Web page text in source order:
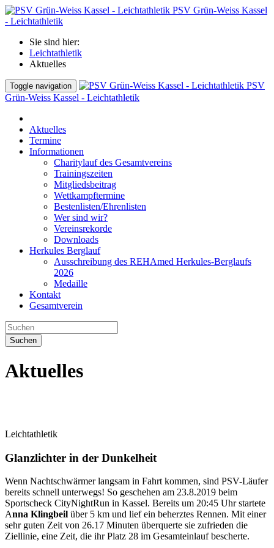
PSV Grün-Weiss Kassel
- Leichtathletik
Sie sind hier:
Leichtathletik
Aktuelles
Toggle navigation
PSV
Grün-Weiss Kassel - Leichtathletik
Aktuelles
Termine
Informationen
Charitylauf des Gesamtvereins
Trainingszeiten
Mitgliedsbeitrag
Wettkampftermine
Bestenlisten/Ehrenlisten
Wer sind wir?
Vereinsrekorde
Downloads
Herkules Berglauf
Ausschreibung des REHAmed Herkules-Berglaufs
2026
Medaille
Kontakt
Gesamtverein
Suchen
Aktuelles
Leichtathletik
Glanzlichter in der Dunkelheit
Wenn Nachtschwärmer langsam in Fahrt kommen, sind PSV-Läufer
bereits schnell unterwegs! So geschehen am 23.8.2019 beim
Sportscheck CityNightRun in Kassel. Bereits um 20:45 Uhr startete
Anna Klingbeil über 5 km und lief ein beherztes Rennen. Mit einer
sehr guten Zeit von 26.17 Minuten überquerte sie zufrieden die
Ziellinie, eine Zeit, die ihr Platz 28 im Gesamteinlauf bescherte.